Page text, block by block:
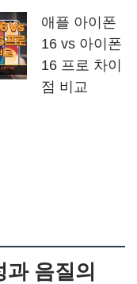
애플 아이폰
16 vs 아이폰
16 프로 차이
점 비교
음질의